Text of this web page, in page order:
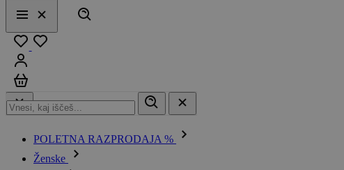
Meni
Zapri
POLETNA RAZPRODAJA %
Ženske